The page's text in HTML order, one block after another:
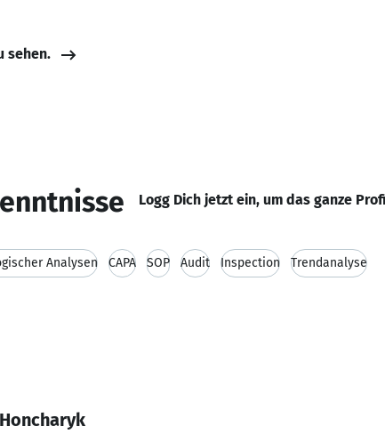
sehen.
Logg Dich jetzt ein, um das ganze
Analysen CAPA SOP Audit Inspection Trendanalyse